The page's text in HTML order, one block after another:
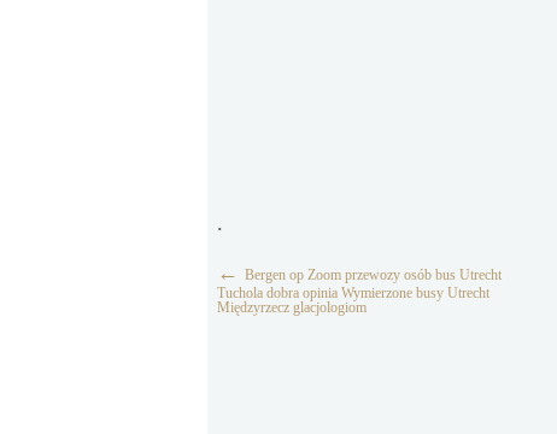
.
← Bergen op Zoom przewozy osób bus Utrecht
Tuchola dobra opinia Wymierzone busy Utrecht
Międzyrzecz glacjologiom